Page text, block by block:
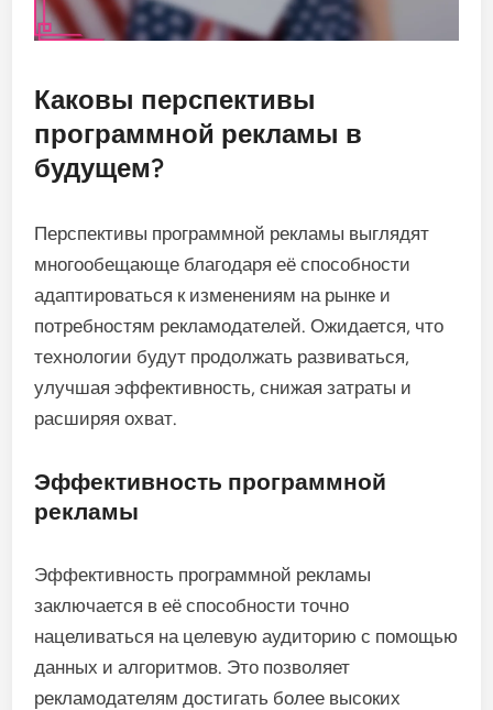
Каковы перспективы
программной рекламы в
будущем?
Перспективы программной рекламы выглядят
многообещающе благодаря её способности
адаптироваться к изменениям на рынке и
потребностям рекламодателей. Ожидается, что
технологии будут продолжать развиваться,
улучшая эффективность, снижая затраты и
расширяя охват.
Эффективность программной
рекламы
Эффективность программной рекламы
заключается в её способности точно
нацеливаться на целевую аудиторию с помощью
данных и алгоритмов. Это позволяет
рекламодателям достигать более высоких